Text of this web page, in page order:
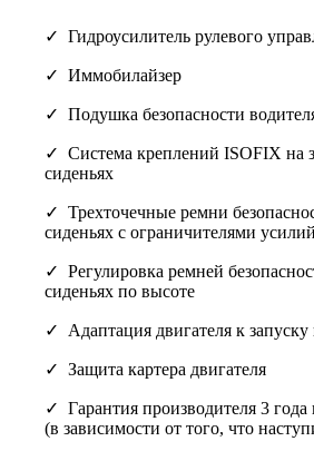
Гидроусилитель рулевого
Иммобилайзер
Подушка безопасности
Cистема креплений ISOFIX на
сиденьях
Трехточечные ремни
сиденьях с ограничителями усилий
Регулировка ремней
сиденьях по высоте
Адаптация двигателя к
Защита картера двигателя
Гарантия производителя 3
(в зависимости от того, что